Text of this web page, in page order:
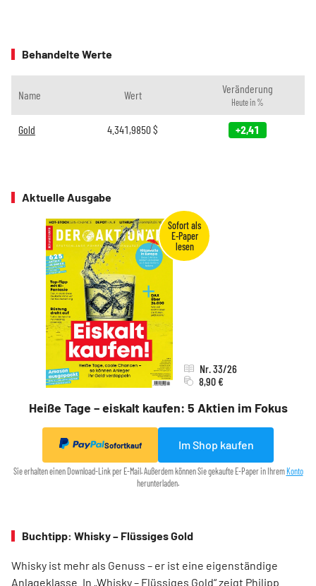
Behandelte Werte
Name Wert Veränderung
Heute in %
Gold 4.341,9850$ +2,41
Aktuelle Ausgabe
Heiße Tage – eiskalt kaufen: 5 Aktien im Fokus
Nr. 33/26
8,90 €
Sofortkauf Im Shop kaufen
Sie erhalten einen Download-Link per E-Mail. Außerdem können Sie gekaufte E-Paper in Ihrem Konto
herunterladen.
Buchtipp: Whisky – Flüssiges Gold
Whisky ist mehr als Genuss – er ist eine eigenständige
Anlageklasse. In „Whisky – Flüssiges Gold“ zeigt Philipp